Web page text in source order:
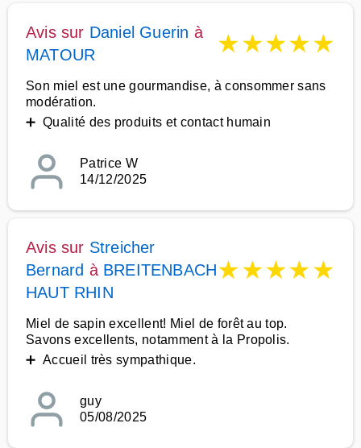
Avis sur Daniel Guerin à
MATOUR
★★★★★
Son miel est une gourmandise, à consommer sans
modération.
➕ Qualité des produits et contact humain
Patrice W
14/12/2025
Avis sur Streicher
Bernard à BREITENBACH
HAUT RHIN
★★★★★
Miel de sapin excellent! Miel de forêt au top.
Savons excellents, notamment à la Propolis.
➕ Accueil très sympathique.
guy
05/08/2025